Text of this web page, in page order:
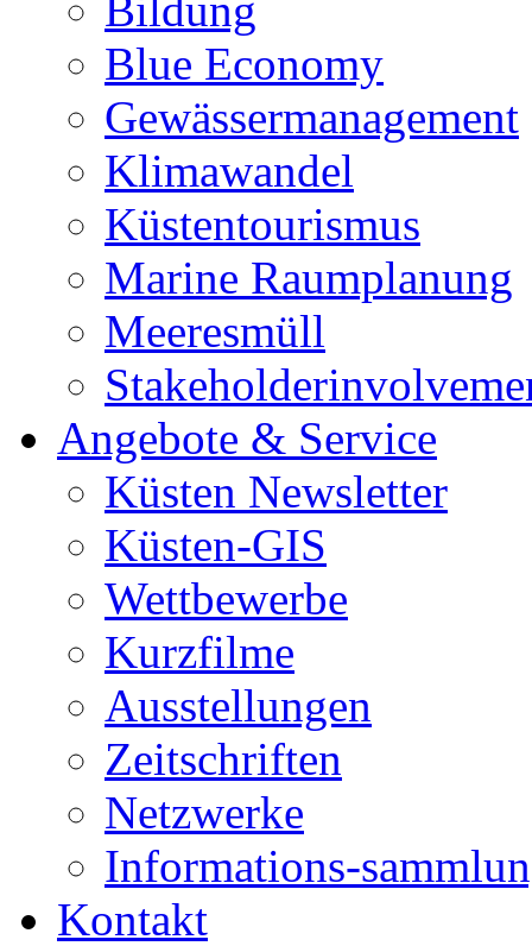
Blue Economy
Gewässermanagement
Klimawandel
Küstentourismus
Marine Raumplanung
Meeresmüll
Angebote & Service
Küsten Newsletter
Küsten-GIS
Wettbewerbe
Kurzfilme
Ausstellungen
Zeitschriften
Netzwerke
Informations-
Kontakt